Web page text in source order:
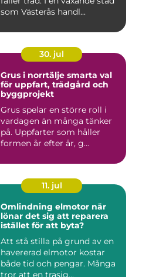
som Västerås handl...
30. jul
Grus i norrtälje smarta val
för uppfart, trädgård och
byggprojekt
Grus spelar en större roll i
vardagen än många tänker
på. Uppfarter som håller
formen år efter år, g...
11. jul
Omlindning elmotor när
lönar det sig att reparera
istället för att byta?
Att stå stilla på grund av en
havererad elmotor kostar
både tid och pengar. Många
tror att en trasig...